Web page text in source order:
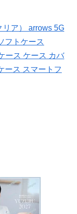
リア） arrows 5G
フトケース
ース ケース カバ
ース スマートフ